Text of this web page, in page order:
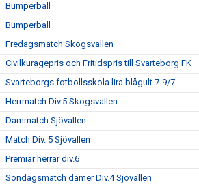
Bumperball
Bumperball
Fredagsmatch Skogsvallen
Civilkuragepris och Fritidspris till Svarteborg FK
Svarteborgs fotbollsskola lira blågult 7-9/7
Herrmatch Div.5 Skogsvallen
Dammatch Sjövallen
Match Div. 5 Sjövallen
Premiär herrar div.6
Söndagsmatch damer Div.4 Sjövallen